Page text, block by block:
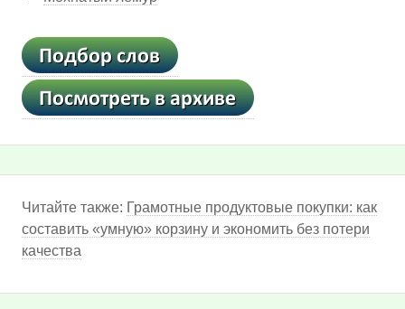
Читайте также: Грамотные продуктовые покупки: как
составить «умную» корзину и экономить без потери
качества